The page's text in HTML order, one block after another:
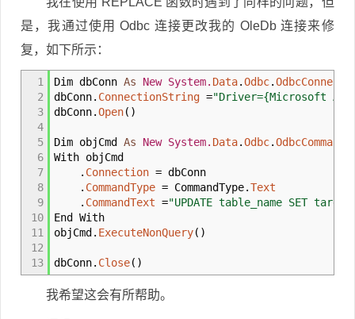
是，我通过使用 Odbc 连接更改我的 OleDb 连接来修
复，如下所示：
1
2
3
4
5
6
7
8
9
10
11
12
13
Dim dbConn As New System. Data.Odbc.
dbConn. ConnectionString ="Driver={Microsoft
dbConn.Open( )
Dim objCmd As New System. Data.Odbc.OdbcCommand
With objCmd
. Connection = dbConn
. CommandType = CommandType.Text
. CommandText ="UPDATE table_name SET
End With
objCmd . ExecuteNonQuery( )
dbConn. Close( )
我希望这会有所帮助。